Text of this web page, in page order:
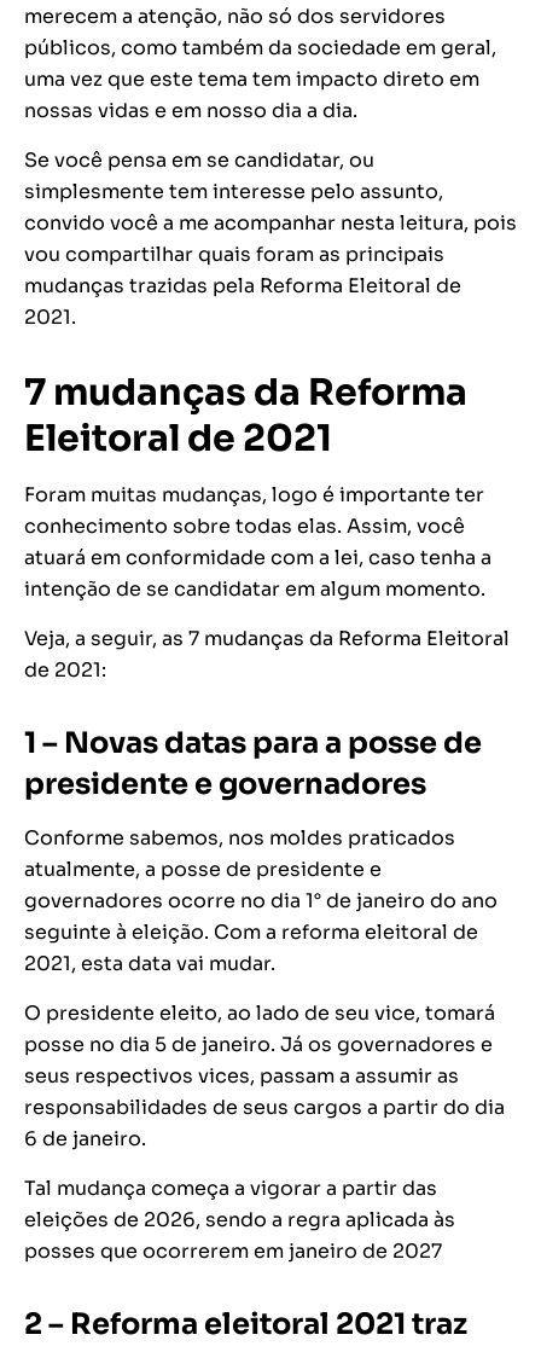
merecem a atenção, não só dos servidores
públicos, como também da sociedade em geral,
uma vez que este tema tem impacto direto em
nossas vidas e em nosso dia a dia.
Se você pensa em se candidatar, ou
simplesmente tem interesse pelo assunto,
convido você a me acompanhar nesta leitura, pois
vou compartilhar quais foram as principais
mudanças trazidas pela Reforma Eleitoral de
2021.
7 mudanças da Reforma
Eleitoral de 2021
Foram muitas mudanças, logo é importante ter
conhecimento sobre todas elas. Assim, você
atuará em conformidade com a lei, caso tenha a
intenção de se candidatar em algum momento.
Veja, a seguir, as 7 mudanças da Reforma Eleitoral
de 2021:
1 – Novas datas para a posse de
presidente e governadores
Conforme sabemos, nos moldes praticados
atualmente, a posse de presidente e
governadores ocorre no dia 1° de janeiro do ano
seguinte à eleição. Com a reforma eleitoral de
2021, esta data vai mudar.
O presidente eleito, ao lado de seu vice, tomará
posse no dia 5 de janeiro. Já os governadores e
seus respectivos vices, passam a assumir as
responsabilidades de seus cargos a partir do dia
6 de janeiro.
Tal mudança começa a vigorar a partir das
eleições de 2026, sendo a regra aplicada às
posses que ocorrerem em janeiro de 2027
2 – Reforma eleitoral 2021 traz